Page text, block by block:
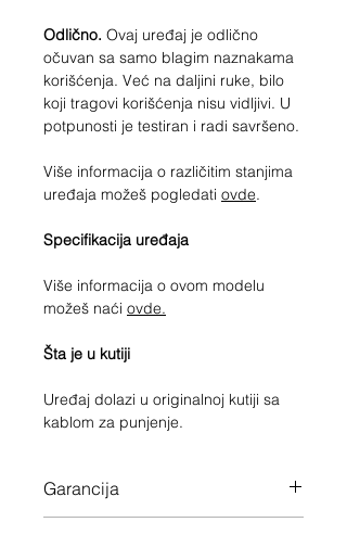
Odlično. Ovaj uređaj je odlično
očuvan sa samo blagim naznakama
korišćenja. Već na daljini ruke, bilo
koji tragovi korišćenja nisu vidljivi. U
potpunosti je testiran i radi savršeno.
Više informacija o različitim stanjima
uređaja možeš pogledati ovde.
Specifikacija uređaja
Više informacija o ovom modelu
možeš naći ovde.
Šta je u kutiji
Uređaj dolazi u originalnoj kutiji sa
kablom za punjenje.
Garancija